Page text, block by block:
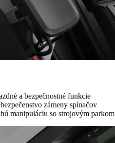
a bezpečnostné funkcie
zámeny spínačov
manipuláciu so strojovým parkom